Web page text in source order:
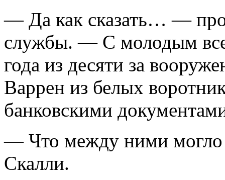
— Да как сказать… —
службы. — С молодым
года из десяти за
Варрен из белых
банковскими
— Что между ними могло
Скалли.